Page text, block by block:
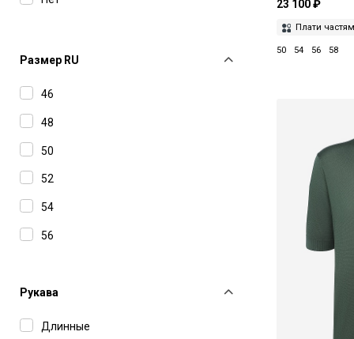
Размер RU
46
48
50
52
54
56
60
Рукава
Длинные
23 100 ₽
Плати
50 54 56 58